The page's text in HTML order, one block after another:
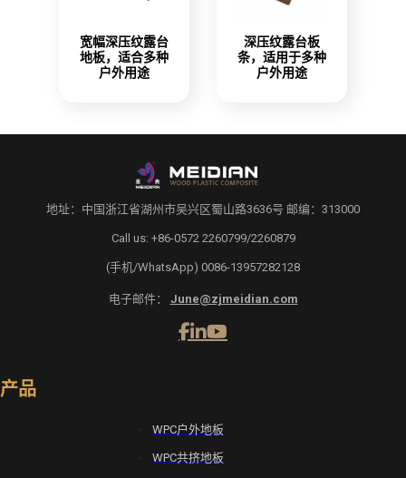
宽幅深压纹露台
地板，适合多种
户外用途
深压纹露台板
条，适用于多种
户外用途
地址：中国浙江省湖州市吴兴区蜀山路3636号 邮编：313000
Call us: +86-0572 2260799/2260879
(手机/WhatsApp) 0086-13957282128
电子邮件： June@zjmeidian.com
产品
WPC户外地板
WPC共挤地板